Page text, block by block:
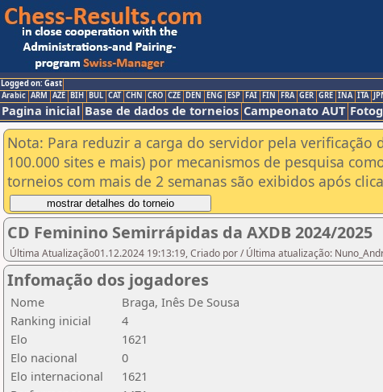
Logged on: Gast
Arabic ARM AZE BIH BUL CAT CHN CRO CZE DEN ENG ESP FAI FIN FRA GER GRE INA ITA
Pagina inicial Base de dados de torneios Campeonato AUT
Nota: Para reduzir a carga do servidor pela
100.000 sites e mais) por mecanismos de pesquisa
torneios com mais de 2 semanas são exibidos após
CD Feminino Semirrápidas da AXDB 2024/2025
Última Atualização01.12.2024 19:13:19, Criado por / Última atualização:
Infomação dos jogadores
Nome
Braga, Inês De Sousa
Ranking inicial
4
Elo
1621
Elo nacional
0
Elo internacional
1621